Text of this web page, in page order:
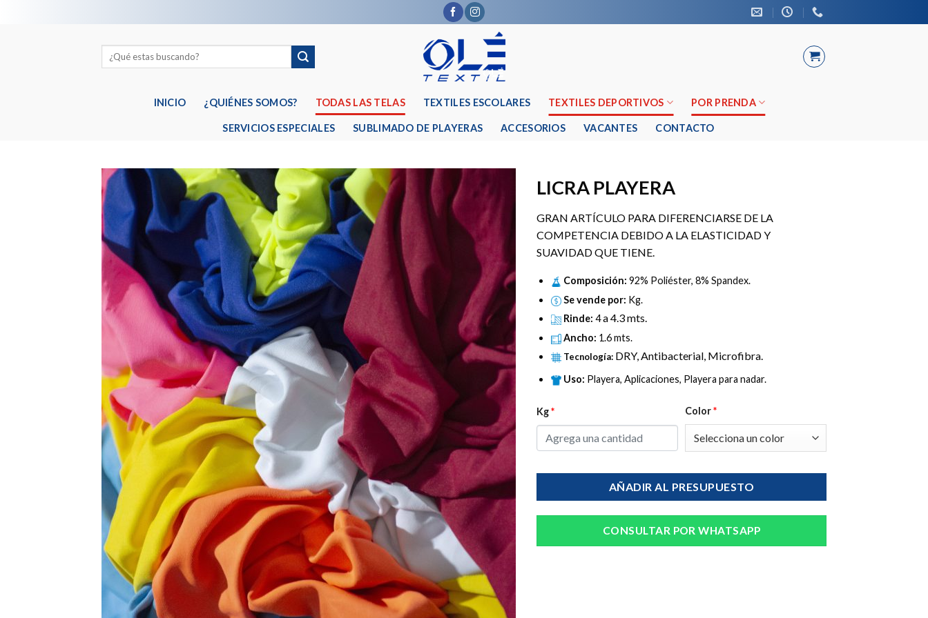
INICIO ¿QUIÉNES SOMOS? TODAS LAS TELAS TEXTILES ESCOLARES TEXTILES DEPORTIVOS POR PRENDA
SERVICIOS ESPECIALES SUBLIMADO DE PLAYERAS ACCESORIOS VACANTES CONTACTO
LICRA PLAYERA
GRAN ARTÍCULO PARA DIFERENCIARSE DE LA
COMPETENCIA DEBIDO A LA ELASTICIDAD Y
SUAVIDAD QUE TIENE.
Composición: 92% Poliéster, 8% Spandex.
Se vende por: Kg.
Rinde: 4a 4.3 mts.
Ancho: 1.6 mts.
Tecnología: DRY, Antibacterial, Microfibra.
Uso: Playera, Aplicaciones, Playera para nadar.
Kg* Color*
AÑADIR AL PRESUPUESTO
CONSULTAR POR WHATSAPP